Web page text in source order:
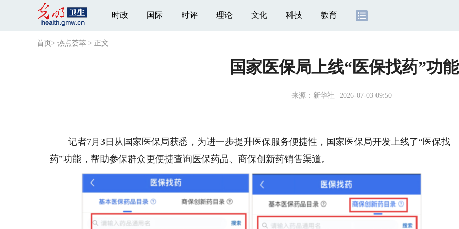
时政 国际 时评 理论 文化 科技 教育
首页 > 热点荟萃 > 正文
国家医保局上线“医保找药”功能
来源： 新华社 2026-07-03 09:50
记者7月3日从国家医保局获悉，为进一步提升医保服务便捷性，国家医保局开发上线了“医保找
药”功能，帮助参保群众更便捷查询医保药品、商保创新药销售渠道。